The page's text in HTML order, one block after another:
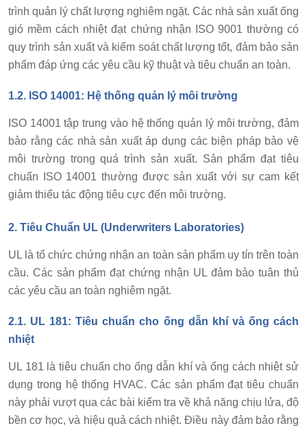
trình quản lý chất lượng nghiêm ngặt. Các nhà sản xuất ống
gió mềm cách nhiệt đạt chứng nhận ISO 9001 thường có
quy trình sản xuất và kiểm soát chất lượng tốt, đảm bảo sản
phẩm đáp ứng các yêu cầu kỹ thuật và tiêu chuẩn an toàn.
1.2. ISO 14001: Hệ thống quản lý môi trường
ISO 14001 tập trung vào hệ thống quản lý môi trường, đảm
bảo rằng các nhà sản xuất áp dụng các biện pháp bảo vệ
môi trường trong quá trình sản xuất. Sản phẩm đạt tiêu
chuẩn ISO 14001 thường được sản xuất với sự cam kết
giảm thiểu tác động tiêu cực đến môi trường.
2. Tiêu Chuẩn UL (Underwriters Laboratories)
UL là tổ chức chứng nhận an toàn sản phẩm uy tín trên toàn
cầu. Các sản phẩm đạt chứng nhận UL đảm bảo tuân thủ
các yêu cầu an toàn nghiêm ngặt.
2.1. UL 181: Tiêu chuẩn cho ống dẫn khí và ống cách
nhiệt
UL 181 là tiêu chuẩn cho ống dẫn khí và ống cách nhiệt sử
dụng trong hệ thống HVAC. Các sản phẩm đạt tiêu chuẩn
này phải vượt qua các bài kiểm tra về khả năng chịu lửa, độ
bền cơ học, và hiệu quả cách nhiệt. Điều này đảm bảo rằng